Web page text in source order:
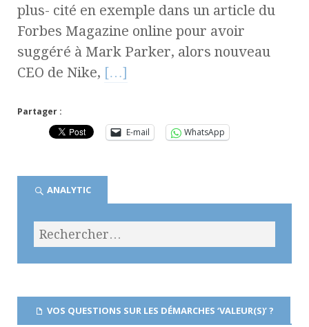
plus- cité en exemple dans un article du
Forbes Magazine online pour avoir
suggéré à Mark Parker, alors nouveau
CEO de Nike, […]
Partager :
E-mail
WhatsApp
ANALYTIC
VOS QUESTIONS SUR LES DÉMARCHES ‘VALEUR(S)’ ?